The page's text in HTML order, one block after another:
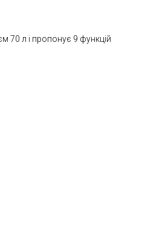
70 л і пропонує 9 функцій